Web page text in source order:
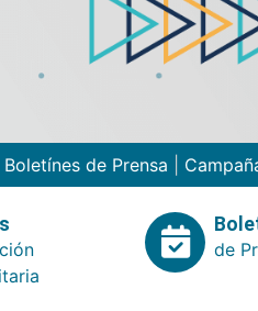
Boletínes de Prensa
de